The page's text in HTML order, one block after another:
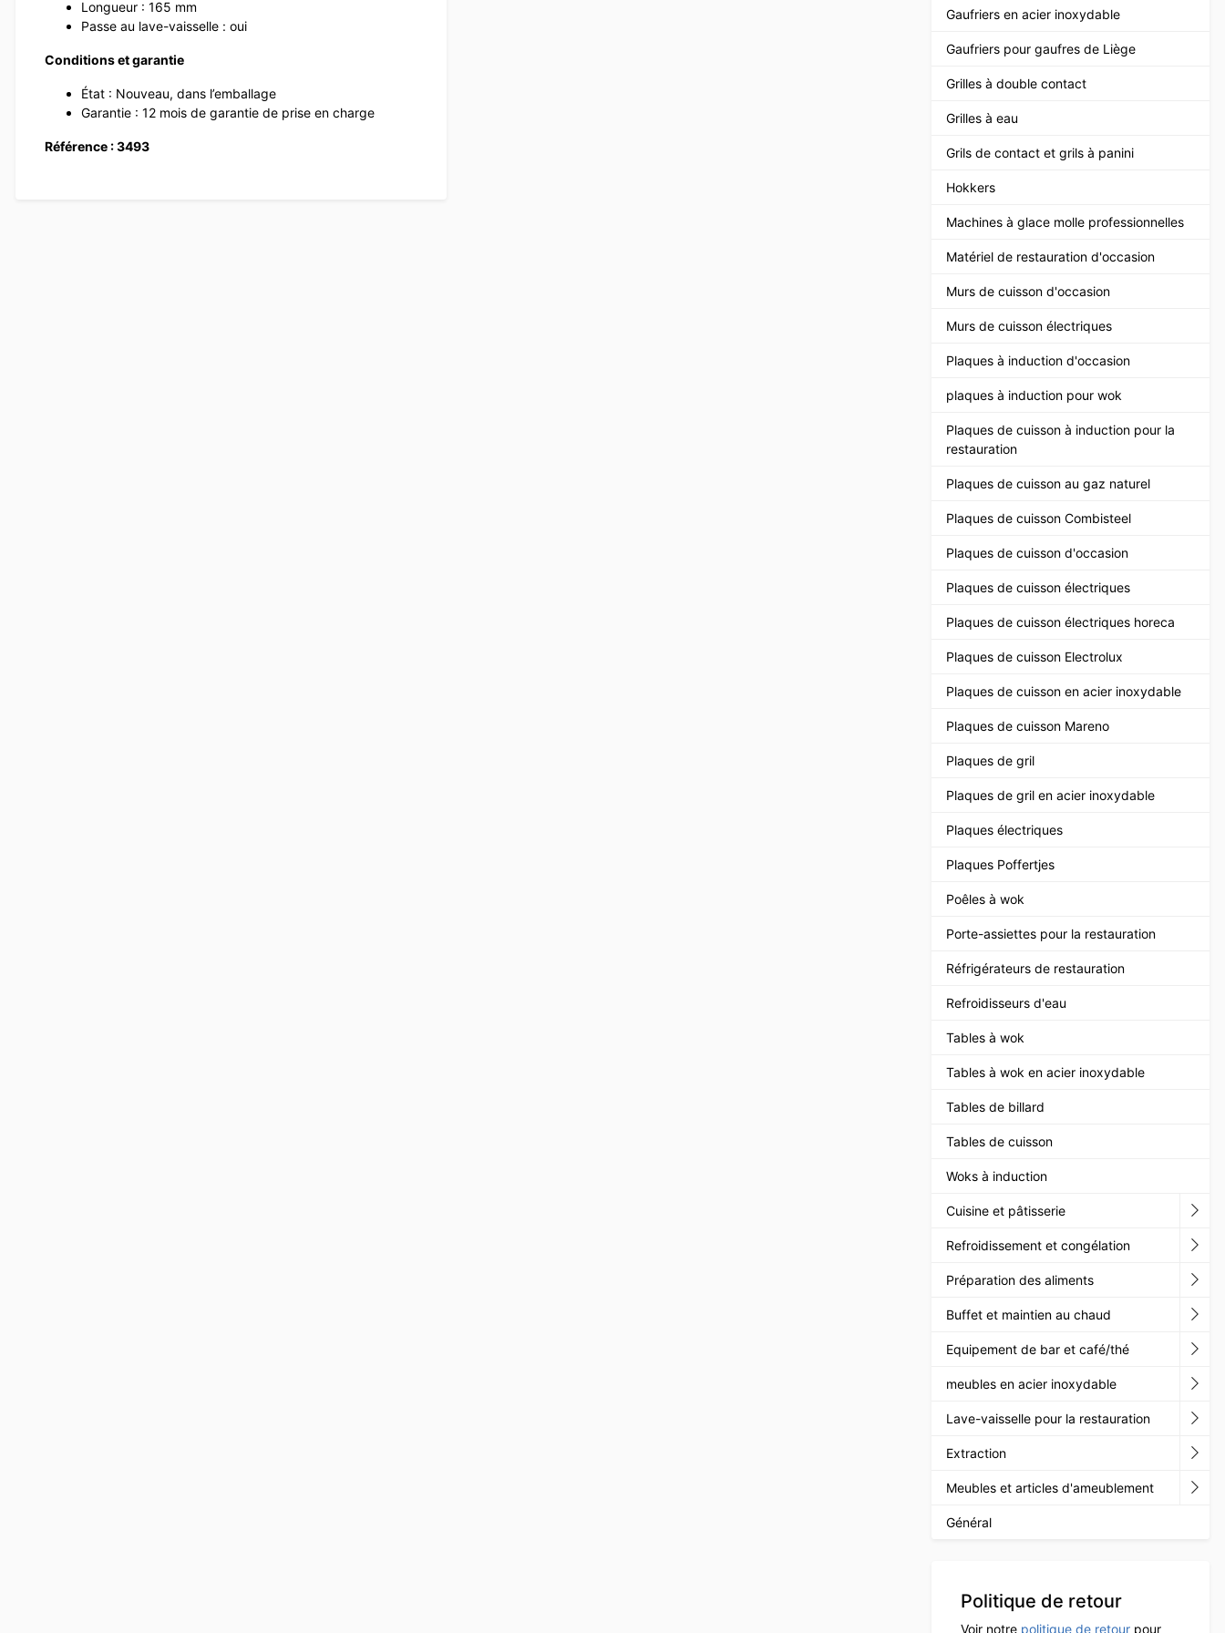
Longueur : 165 mm
Passe au lave-vaisselle : oui
Conditions et garantie
État : Nouveau, dans l’emballage
Garantie : 12 mois de garantie de prise en charge
Référence : 3493
Gaufriers en acier inoxydable
Gaufriers pour gaufres de Liège
Grilles à double contact
Grilles à eau
Grils de contact et grils à panini
Hokkers
Machines à glace molle professionnelles
Matériel de restauration d'occasion
Murs de cuisson d'occasion
Murs de cuisson électriques
Plaques à induction d'occasion
plaques à induction pour wok
Plaques de cuisson à induction pour la
restauration
Plaques de cuisson au gaz naturel
Plaques de cuisson Combisteel
Plaques de cuisson d'occasion
Plaques de cuisson électriques
Plaques de cuisson électriques horeca
Plaques de cuisson Electrolux
Plaques de cuisson en acier inoxydable
Plaques de cuisson Mareno
Plaques de gril
Plaques de gril en acier inoxydable
Plaques électriques
Plaques Poffertjes
Poêles à wok
Porte-assiettes pour la restauration
Réfrigérateurs de restauration
Refroidisseurs d'eau
Tables à wok
Tables à wok en acier inoxydable
Tables de billard
Tables de cuisson
Woks à induction
Cuisine et pâtisserie
Refroidissement et congélation
Préparation des aliments
Buffet et maintien au chaud
Equipement de bar et café/thé
meubles en acier inoxydable
Lave-vaisselle pour la restauration
Extraction
Meubles et articles d'ameublement
Général
Politique de retour
Voir notre politique de retour pour